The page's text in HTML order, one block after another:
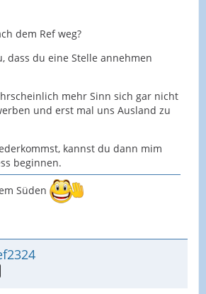
dem Ref weg?
dass du eine Stelle annehmen
mehr Sinn sich gar nicht
und erst mal uns Ausland zu
kannst du dann mim
beginnen.
Süden